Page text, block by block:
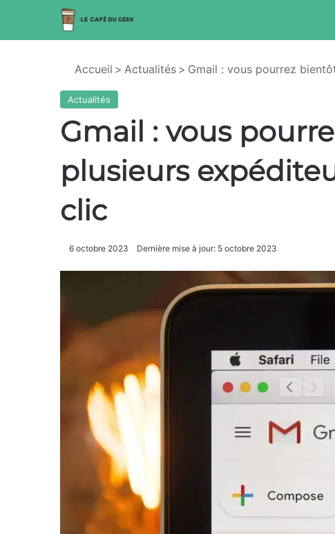
Accueil > Actualités > Gmail : vous pourrez
Actualités
Gmail : vous
plusieurs
clic
6 octobre 2023 Dernière mise à jour: 5 octobre 2023